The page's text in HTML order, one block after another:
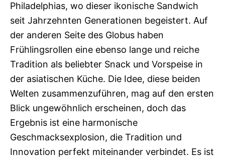
Philadelphias, wo dieser ikonische Sandwich
seit Jahrzehnten Generationen begeistert. Auf
der anderen Seite des Globus haben
Frühlingsrollen eine ebenso lange und reiche
Tradition als beliebter Snack und Vorspeise in
der asiatischen Küche. Die Idee, diese beiden
Welten zusammenzuführen, mag auf den ersten
Blick ungewöhnlich erscheinen, doch das
Ergebnis ist eine harmonische
Geschmacksexplosion, die Tradition und
Innovation perfekt miteinander verbindet. Es ist